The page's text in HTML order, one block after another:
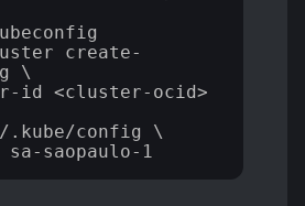
create-
\
id <cluster-ocid>
config \